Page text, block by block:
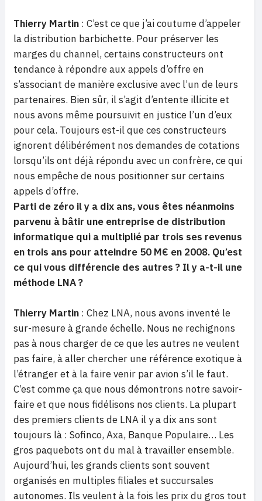
Thierry Martin : C’est ce que j’ai coutume d’appeler
la distribution barbichette. Pour préserver les
marges du channel, certains constructeurs ont
tendance à répondre aux appels d’offre en
s’associant de manièreexclusive avec l’un de leurs
partenaires. Bien sûr, il s’agit d’entente illicite et
nous avons même poursuivit en justice l’un d’eux
pour cela. Toujours est-il que ces constructeurs
ignorent délibérément nos demandes de cotations
lorsqu’ils ont déjà répondu avec un confrère, ce qui
nous empêche de nous positionner sur certains
appels d’offre.
Parti de zéro il y a dix ans, vous êtes néanmoins
parvenu à bâtir une entreprise de distribution
informatique qui a multiplié par trois ses revenus
en trois ans pour atteindre 50 M€ en 2008. Qu’est
ce qui vous différencie des autres ? Il y a-t-il une
méthode LNA ?
Thierry Martin : Chez LNA, nous avons inventé le
sur-mesure à grande échelle. Nous ne rechignons
pas à nous charger de ce que les autres ne veulent
pas faire, à aller chercher une référence exotique à
l’étranger et à la faire venir par avion s’il le faut.
C’est comme ça que nous démontrons notre savoir-
faire et que nous fidélisons nos clients. La plupart
des premiers clients de LNA il y a dix ans sont
toujours là : Sofinco, Axa, Banque Populaire… Les
gros paquebots ont du mal à travailler ensemble.
Aujourd’hui, les grands clients sont souvent
organisés en multiples filiales et succursales
autonomes. Ils veulent à la fois les prix du gros tout